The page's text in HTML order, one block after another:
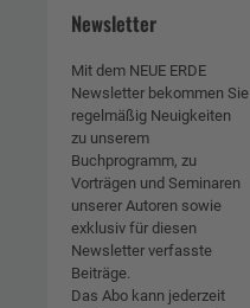
Newsletter
Mit dem NEUE ERDE
Newsletter bekommen Sie
regelmäßig Neuigkeiten
zu unserem
Buchprogramm, zu
Vorträgen und Seminaren
unserer Autoren sowie
exklusiv für diesen
Newsletter verfasste
Beiträge.
Das Abo kann jederzeit